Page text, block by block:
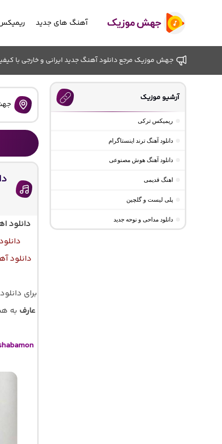
آهنگ های جدید
جهش موزیک مرجع دانلود آهنگ جدید ایرانی و خارجی با
دانلود
دانلود
برای
عارف به
آرشیو موزیک
ریمیکس ترکی
دانلود آهنگ ترند اینستاگرام
دانلود آهنگ هوش مصنوعی
اهنگ قدیمی
پلی لیست و گلچین
دانلود مداحی و نوحه جدید